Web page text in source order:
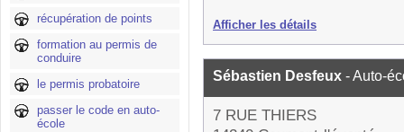
récupération de points
formation au permis de
conduire
le permis probatoire
passer le code en auto-
école
Afficher les détails
Sébastien Desfeux - Auto-
7 RUE THIERS